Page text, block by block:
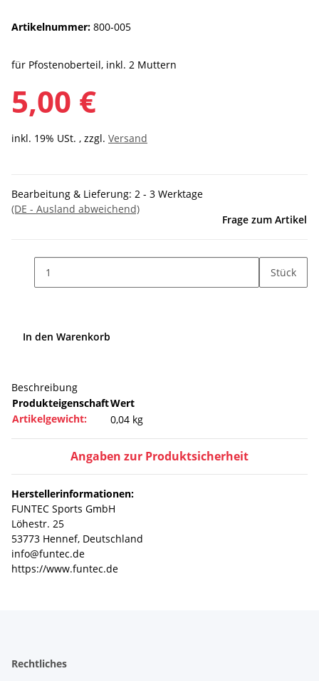
Artikelnummer: 800-005
für Pfostenoberteil, inkl. 2 Muttern
5,00 €
inkl. 19% USt. , zzgl. Versand
Bearbeitung & Lieferung: 2 - 3 Werktage
(DE - Ausland abweichend)
Frage zum Artikel
Stück
In den Warenkorb
Beschreibung
ProdukteigenschaftWert
Artikelgewicht:
0,04 kg
Angaben zur Produktsicherheit
Herstellerinformationen:
FUNTEC Sports GmbH
Löhestr. 25
53773 Hennef, Deutschland
info@funtec.de
https://www.funtec.de
Rechtliches